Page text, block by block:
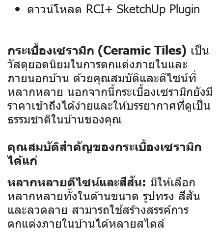
ดาวน์โหลด RCI+ SketchUp Plugin
กระเบื้องเซรามิก (Ceramic Tiles) เป็น
วัสดุยอดนิยมในการตกแต่งภายในและ
ภายนอกบ้าน ด้วยคุณสมบัติและดีไซน์ที่
หลากหลาย นอกจากนี้กระเบื้องเซรามิกยังมี
ราคาเข้าถึงได้ง่ายและให้บรรยากาศที่ดูเป็น
ธรรมชาติในบ้านของคุณ
คุณสมบัติสำคัญของกระเบื้องเซรามิก
ได้แก่
หลากหลายดีไซน์และสีสัน: มีให้เลือก
หลากหลายทั้งในด้านขนาด รูปทรง สีสัน
และลวดลาย สามารถใช้สร้างสรรค์การ
ตกแต่งภายในบ้านได้หลายสไตล์